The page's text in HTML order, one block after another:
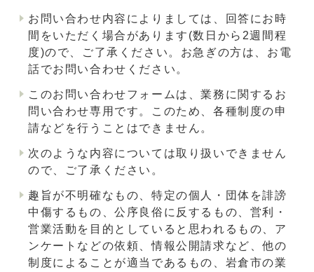
お問い合わせ内容によりましては、回答にお時
間をいただく場合があります(数日から2週間程
度)ので、ご了承ください。お急ぎの方は、お電
話でお問い合わせください。
このお問い合わせフォームは、業務に関するお
問い合わせ専用です。このため、各種制度の申
請などを行うことはできません。
次のような内容については取り扱いできません
ので、ご了承ください。
趣旨が不明確なもの、特定の個人・団体を誹謗
中傷するもの、公序良俗に反するもの、営利・
営業活動を目的としていると思われるもの、ア
ンケートなどの依頼、情報公開請求など、他の
制度によることが適当であるもの、岩倉市の業